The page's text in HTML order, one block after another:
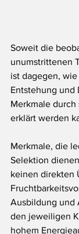
Soweit die
unumstrittenen
ist dagegen,
Entstehung und
Merkmale
erklärt werden
Merkmale, die
Selektion
keinen direkten
Ausbildung und
den jeweiligen
hohem